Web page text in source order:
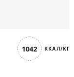
1042 ККАЛ/КГ